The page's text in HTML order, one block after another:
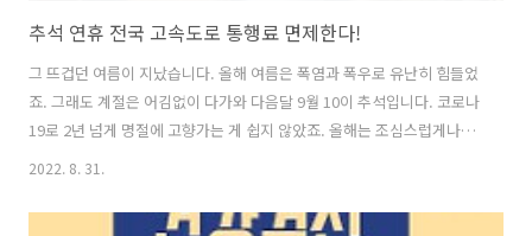
추석 연휴 전국 고속도로 통행료 면제한다!
그 뜨겁던 여름이 지났습니다. 올해 여름은 폭염과 폭우로 유난히 힘들었
죠. 그래도 계절은 어김없이 다가와 다음달 9월 10이 추석입니다. 코로나
19로 2년 넘게 명절에 고향가는 게 쉽지 않았죠. 올해는 조심스럽게나마
려로 가급적 고향에 가지 말라는 취지에서 통행료 면제가 되지 않았죠.
2022. 8. 31.